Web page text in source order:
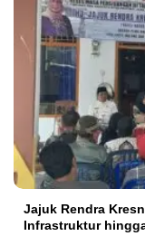
Jajuk Rendra
Infrastruktur